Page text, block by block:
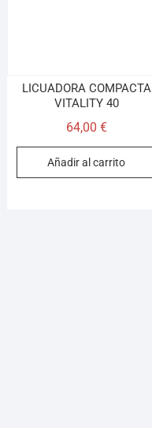
LICUADORA COMPACTA
VITALITY 40
64,00 €
Añadir al carrito